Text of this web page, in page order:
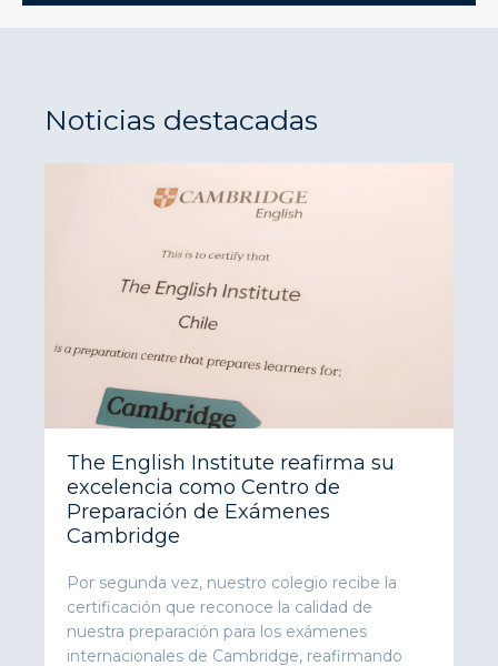
Noticias destacadas
The English Institute reafirma su
excelencia como Centro de
Preparación de Exámenes
Cambridge
Por segunda vez, nuestro colegio recibe la
certificación que reconoce la calidad de
nuestra preparación para los exámenes
internacionales de Cambridge, reafirmando